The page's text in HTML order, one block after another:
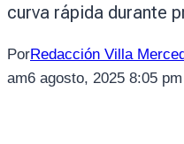
curva rápida durante
PorRedacción Villa
am6 agosto, 2025 8:05 pm